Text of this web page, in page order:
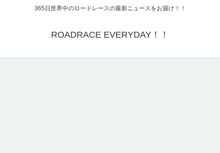
365日世界中のロードレースの最新ニュースをお届け！！
ROADRACE EVERYDAY！！